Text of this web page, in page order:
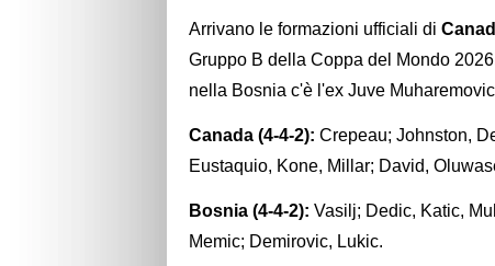
Arrivano le formazioni ufficiali di
Gruppo B della Coppa del Mondo
nella Bosnia c'è l'ex Juve
Canada (4-4-2): Crepeau; Johnston,
Eustaquio, Kone, Millar; David,
Bosnia (4-4-2): Vasilj; Dedic, Katic,
Memic; Demirovic, Lukic.